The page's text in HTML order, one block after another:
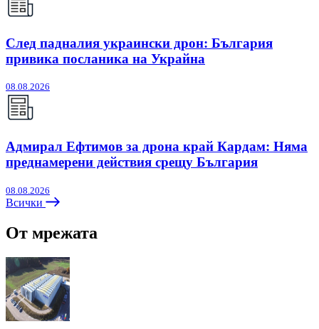
След падналия украински дрон: България
привика посланика на Украйна
08.08.2026
Адмирал Ефтимов за дрона край Кардам: Няма
преднамерени действия срещу България
08.08.2026
Всички
От мрежата